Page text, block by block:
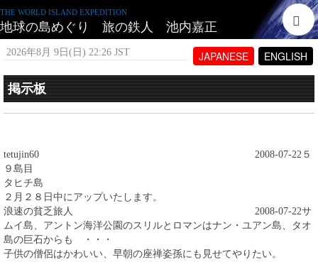
THE WORLD ISLAND EXPEDITION
地球の島めぐり 旅の鉄人 池内嘉正
JAPANESE ENGLISH
2026年8月 9日(日) 22:26 JST
掲示板
tetujin60 2008-07-22 ５
９島目
タヒチ島
２月２８日中にアップいたします。
浪速の貧乏旅人
2008-07-22サ
ムイ島、アントン海洋公園のスリルとロマンはナン・ユアン島、タオ
島の巨石からも ・・・
子供の僧侶はかわいい、早朝の座禅姿孫にも見せてやりたい。